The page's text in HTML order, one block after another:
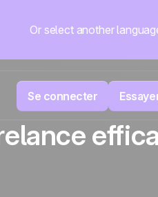
Or select another
Se connecter